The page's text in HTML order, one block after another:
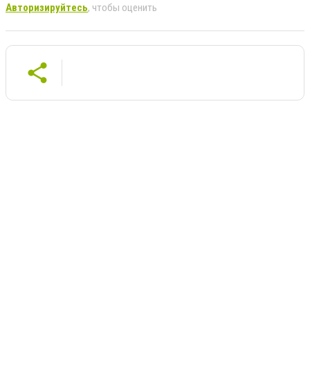
Авторизируйтесь, чтобы оценить